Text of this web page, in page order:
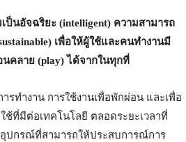
ป็นอัจฉริยะ (intelligent) ความสามารถ
เพื่อให้ผู้ใช้และคนทำงานมี
นคลาย (play) ได้จากในทุกที่
รทำงาน การใช้งานเพื่อพักผ่อน และเพื่อ
ช้ที่มีต่อเทคโนโลยี ตลอดระยะเวลาที่
อุปกรณ์ที่สามารถให้ประสบการณ์การ